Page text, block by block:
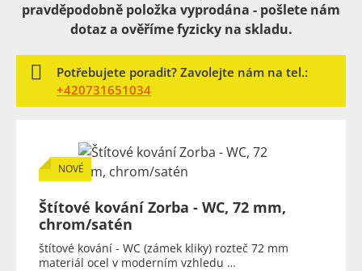
pravděpodobně položka vyprodána - pošlete nám
dotaz a ověříme fyzicky na skladu.
Potřebujete poradit? Zavolejte nám na tel.:
+420731651034
NOVÉ
Štítové kování Zorba - WC, 72 mm,
chrom/satén
štítové kování - WC (zámek kliky) rozteč 72 mm
materiál ocel v moderním vzhledu …